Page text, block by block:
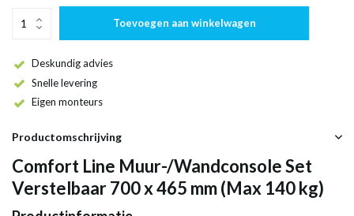
Toevoegen aan winkelwagen
Deskundig advies
Snelle levering
Eigen monteurs
Productomschrijving
Comfort Line Muur-/Wandconsole Set
Verstelbaar 700 x 465 mm (Max 140 kg)